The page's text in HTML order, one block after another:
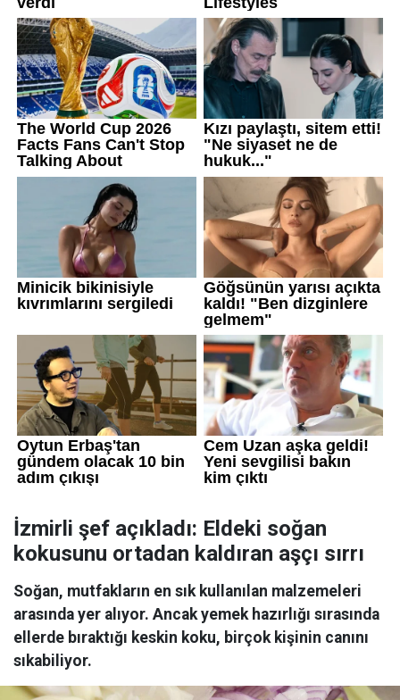
İzmirli şef açıkladı: Eldeki soğan
kokusunu ortadan kaldıran aşçı sırrı
Soğan, mutfakların en sık kullanılan malzemeleri
arasında yer alıyor. Ancak yemek hazırlığı sırasında
ellerde bıraktığı keskin koku, birçok kişinin canını
sıkabiliyor.